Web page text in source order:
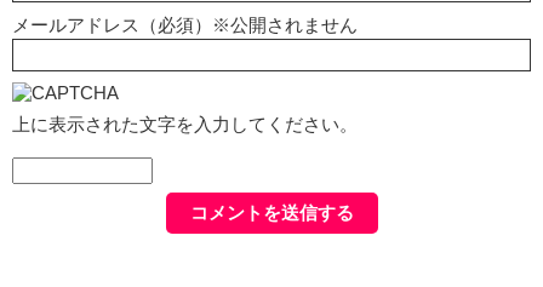
メールアドレス（必須）※公開されません
上に表示された文字を入力してください。